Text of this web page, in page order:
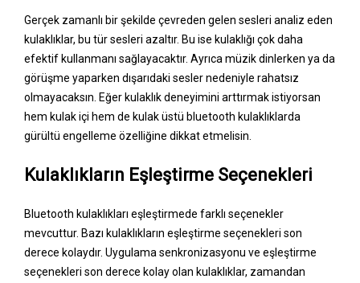
Gerçek zamanlı bir şekilde çevreden gelen sesleri analiz eden
kulaklıklar, bu tür sesleri azaltır. Bu ise kulaklığı çok daha
efektif kullanmanı sağlayacaktır. Ayrıca müzik dinlerken ya da
görüşme yaparken dışarıdaki sesler nedeniyle rahatsız
olmayacaksın. Eğer kulaklık deneyimini arttırmak istiyorsan
hem kulak içi hem de kulak üstü bluetooth kulaklıklarda
gürültü engelleme özelliğine dikkat etmelisin.
Kulaklıkların Eşleştirme Seçenekleri
Bluetooth kulaklıkları eşleştirmede farklı seçenekler
mevcuttur. Bazı kulaklıkların eşleştirme seçenekleri son
derece kolaydır. Uygulama senkronizasyonu ve eşleştirme
seçenekleri son derece kolay olan kulaklıklar, zamandan